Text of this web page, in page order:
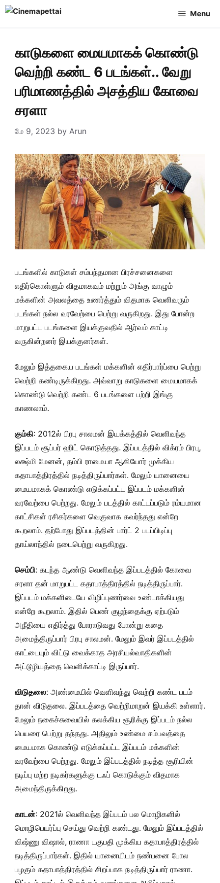
Skip
Menu
காடுகளை மையமாகக் கொண்டு
வெற்றி கண்ட 6 படங்கள்.. வேறு
பரிமாணத்தில் அசத்திய கோவை
சரளா
மே 9, 2023 by Arun
படங்களில் காடுகள் சம்பந்தமான பிரச்சனைகளை
எதிர்கொள்ளும் விதமாகவும் மற்றும் அங்கு வாழும்
மக்களின் அவலத்தை உணர்த்தும் விதமாக வெளிவரும்
படங்கள் நல்ல வரவேற்பை பெற்று வருகிறது. இது போன்ற
மாறுபட்ட படங்களை இயக்குவதில் ஆர்வம் காட்டி
வருகின்றனர் இயக்குனர்கள்.
மேலும் இத்தகைய படங்கள் மக்களின் எதிர்பார்ப்பை பெற்று
வெற்றி கண்டிருக்கிறது. அவ்வாறு காடுகளை மையமாகக்
கொண்டு வெற்றி கண்ட 6 படங்களை பற்றி இங்கு
காணலாம்.
கும்கி: 2012ல் பிரபு சாலமன் இயக்கத்தில் வெளிவந்த
இப்படம் சூப்பர் ஹிட் கொடுத்தது. இப்படத்தில் விக்ரம் பிரபு,
லக்ஷ்மி மேனன், தம்பி ராமையா ஆகியோர் முக்கிய
கதாபாத்திரத்தில் நடித்திருப்பார்கள். மேலும் யானையை
மையமாகக் கொண்டு எடுக்கப்பட்ட இப்படம் மக்களின்
வரவேற்பை பெற்றது. மேலும் படத்தில் காட்டப்படும் ரம்யமான
காட்சிகள் ரசிகர்களை வெகுவாக கவர்ந்தது என்றே
கூறலாம். தற்போது இப்படத்தின் பார்ட் 2 படப்பிடிப்பு
தாய்லாந்தில் நடைபெற்று வருகிறது.
செம்பி: கடந்த ஆண்டு வெளிவந்த இப்படத்தில் கோவை
சரளா தன் மாறுபட்ட கதாபாத்திரத்தில் நடித்திருப்பார்.
இப்படம் மக்களிடையே விழிப்புணர்வை உண்டாக்கியது
என்றே கூறலாம். இதில் பெண் குழந்தைக்கு ஏற்படும்
அநீதியை எதிர்த்து போராடுவது போன்று கதை
அமைத்திருப்பார் பிரபு சாலமன். மேலும் இவர் இப்படத்தில்
காட்டையும் விட்டு வைக்காத அரசியல்வாதிகளின்
அட்டூழியத்தை வெளிக்காட்டி இருப்பார்.
விடுதலை: அண்மையில் வெளிவந்து வெற்றி கண்ட படம்
தான் விடுதலை. இப்படத்தை வெற்றிமாறன் இயக்கி உள்ளார்.
மேலும் நகைச்சுவையில் கலக்கிய சூரிக்கு இப்படம் நல்ல
பெயரை பெற்று தந்தது. அதிலும் உண்மை சம்பவத்தை
மையமாக கொண்டு எடுக்கப்பட்ட இப்படம் மக்களின்
வரவேற்பை பெற்றது. மேலும் இப்படத்தில் நடித்த சூரியின்
நடிப்பு மற்ற நடிகர்களுக்கு டஃப் கொடுக்கும் விதமாக
அமைந்திருக்கிறது.
காடன்: 2021ல் வெளிவந்த இப்படம் பல மொழிகளில்
மொழிபெயர்ப்பு செய்து வெற்றி கண்டது. மேலும் இப்படத்தில்
விஷ்ணு விஷால், ராணா டகுபதி முக்கிய கதாபாத்திரத்தில்
நடித்திருப்பார்கள். இதில் யானையிடம் நண்பனை போல
பழகும் கதாபாத்திரத்தில் சிறப்பாக நடித்திருப்பார் ராணா.